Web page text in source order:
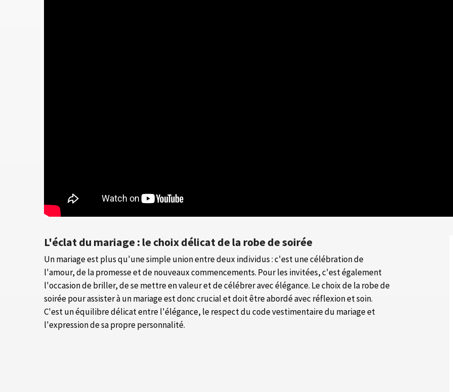
L'éclat du mariage : le choix délicat de la robe de soirée
Un mariage est plus qu'une simple union entre deux individus : c'est une célébration de
l'amour, de la promesse et de nouveaux commencements. Pour les invitées, c'est également
l'occasion de briller, de se mettre en valeur et de célébrer avec élégance. Le choix de la robe de
soirée pour assister à un mariage est donc crucial et doit être abordé avec réflexion et soin.
C'est un équilibre délicat entre l'élégance, le respect du code vestimentaire du mariage et
l'expression de sa propre personnalité.